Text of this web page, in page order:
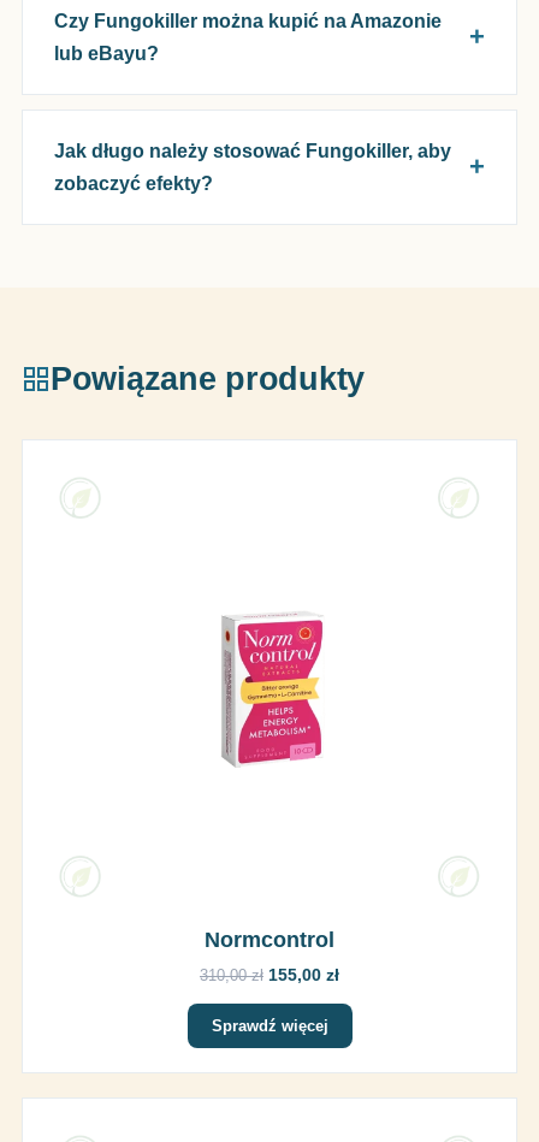
Czy Fungokiller można kupić na Amazonie
lub eBayu?
Jak długo należy stosować Fungokiller, aby
zobaczyć efekty?
Powiązane produkty
Normcontrol
310,00 zł 155,00 zł
Sprawdź więcej